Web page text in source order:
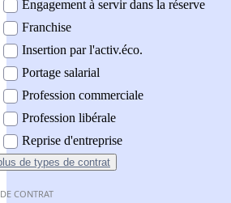
Engagement à servir dans la réserve
Franchise
Insertion par l'activ.éco.
Portage salarial
Profession commerciale
Profession libérale
Reprise d'entreprise
de types de contrat
CONTRAT